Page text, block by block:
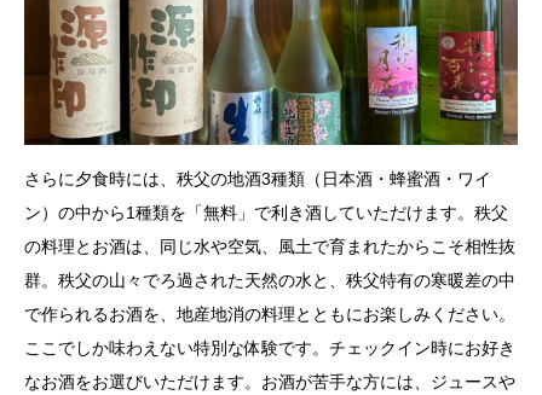
さらに夕食時には、秩父の地酒3種類（日本酒・蜂蜜酒・ワイ
ン）の中から1種類を「無料」で利き酒していただけます。秩父
の料理とお酒は、同じ水や空気、風土で育まれたからこそ相性抜
群。秩父の山々でろ過された天然の水と、秩父特有の寒暖差の中
で作られるお酒を、地産地消の料理とともにお楽しみください。
ここでしか味わえない特別な体験です。チェックイン時にお好き
なお酒をお選びいただけます。お酒が苦手な方には、ジュースや